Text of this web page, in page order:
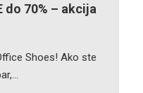
do 70% – akcija
Shoes! Ako ste